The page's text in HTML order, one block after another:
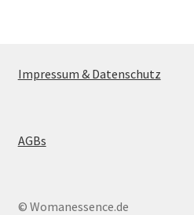
Impressum & Datenschutz
AGBs
© Womanessence.de